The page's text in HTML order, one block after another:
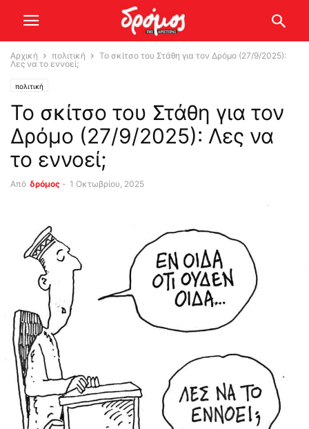
Αρχική πολιτική
Το σκίτσο του Στάθη για τον Δρόμο (27/9/2025):
Λες να το εννοεί;
πολιτική
Το σκίτσο του Στάθη για τον
Δρόμο (27/9/2025): Λες να
το εννοεί;
Από δρόμος - 1 Οκτωβρίου, 2025